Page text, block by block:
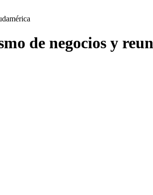
de negocios y